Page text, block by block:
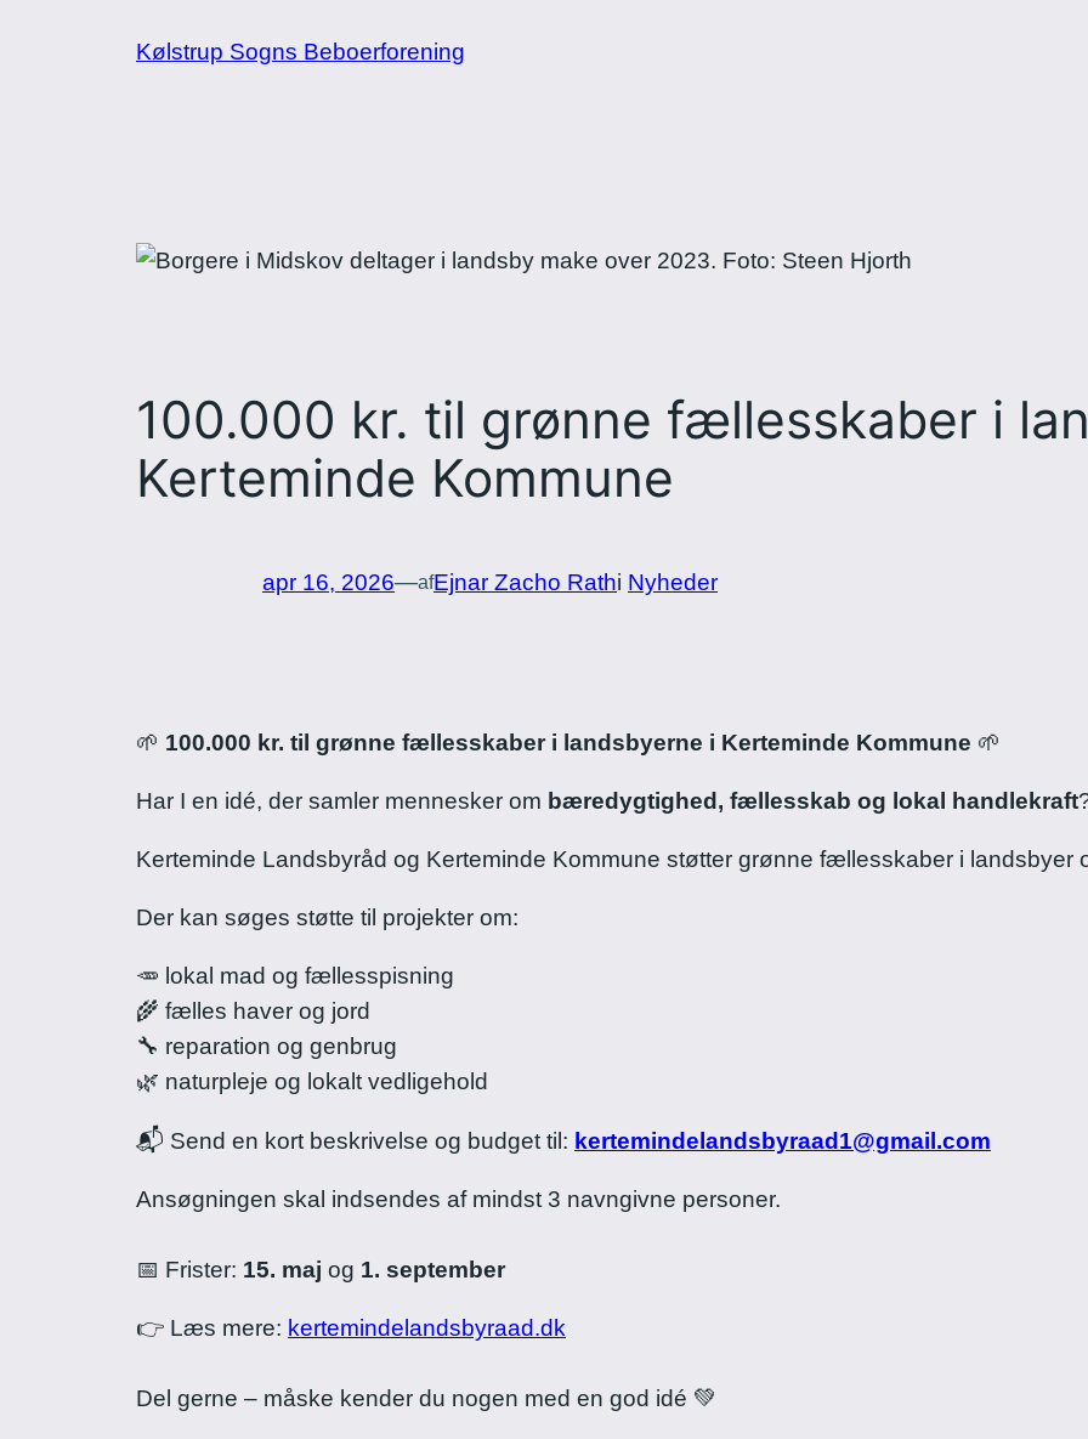
Kølstrup Sogns Beboerforening
100.000 kr. til grønne fællesskaber i
Kerteminde Kommune
apr 16, 2026—afEjnar Zacho Rathi Nyheder
🌱 100.000 kr. til grønne fællesskaber i landsbyerne i Kerteminde Kommune 🌱
Har I en idé, der samler mennesker om bæredygtighed, fællesskab og lokal handlekraft
Kerteminde Landsbyråd og Kerteminde Kommune støtter grønne fællesskaber i landsbyer
Der kan søges støtte til projekter om:
🥕 lokal mad og fællesspisning
🌾 fælles haver og jord
🔧 reparation og genbrug
🌿 naturpleje og lokalt vedligehold
📬 Send en kort beskrivelse og budget til: kertemindelandsbyraad1@gmail.com
Ansøgningen skal indsendes af mindst 3 navngivne personer.
📅 Frister: 15. maj og 1. september
👉 Læs mere: kertemindelandsbyraad.dk
Del gerne – måske kender du nogen med en god idé 💚